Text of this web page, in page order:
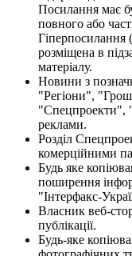
Посилання має
повного або
Гіперпосилання
розміщена в
матеріалу.
Новини з
"Регіони",
"Спецпроекти",
реклами.
Розділ
комерційними
Будь яке
поширення
"Інтерфакс-
Власник веб-
публікації.
Будь-яке